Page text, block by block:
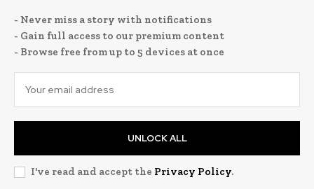
- Never miss a story with notifications
- Gain full access to our premium content
- Browse free from up to 5 devices at once
UNLOCK ALL
I've read and accept the Privacy Policy.